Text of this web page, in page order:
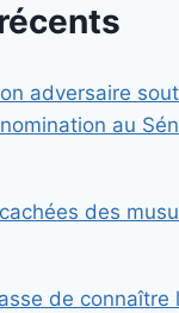
adversaire
au
des
de connaître